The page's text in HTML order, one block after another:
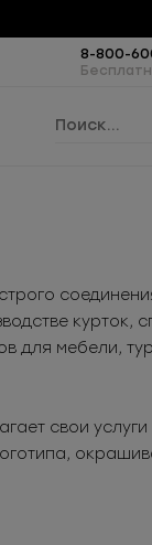
8-800-
курток,
для мебели,
свои услуги